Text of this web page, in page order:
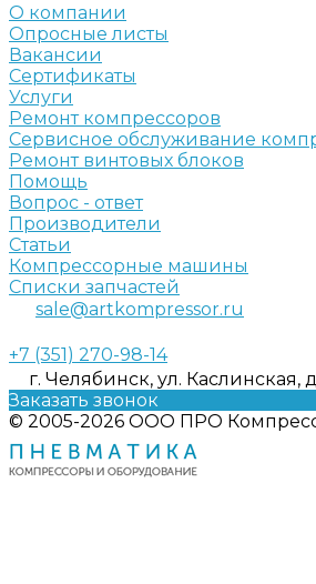
О компании
Опросные листы
Вакансии
Сертификаты
Услуги
Ремонт компрессоров
Сервисное обслуживание
Ремонт винтовых блоков
Помощь
Вопрос - ответ
Производители
Статьи
Компрессорные машины
Списки запчастей
sale@artkompressor.ru
+7 (351) 270-98-14
г. Челябинск, ул. Каслинская,
Заказать звонок
© 2005-2026 ООО ПРО